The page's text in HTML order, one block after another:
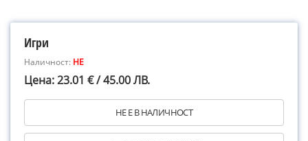
Игри
Наличност: НЕ
Цена: 23.01 € / 45.00 ЛВ.
НЕ Е В НАЛИЧНОСТ